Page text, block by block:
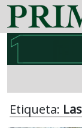
Etiqueta: